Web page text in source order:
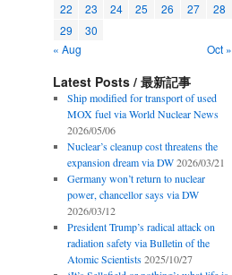
22
23 24 25 26 27
28
29
30
« Aug
Oct »
Latest Posts / 最新記事
Ship modified for transport of used
MOX fuel via World Nuclear News
2026/05/06
Nuclear’s cleanup cost threatens the
expansion dream via DW 2026/03/21
Germany won’t return to nuclear
power, chancellor says via DW
2026/03/12
President Trump’s radical attack on
radiation safety via Bulletin of the
Atomic Scientists 2025/10/27